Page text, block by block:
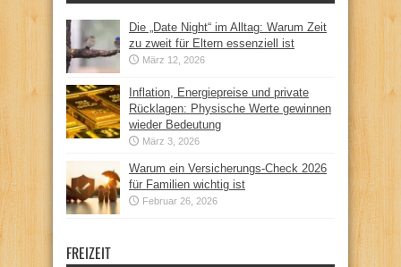
Die „Date Night“ im Alltag: Warum Zeit
zu zweit für Eltern essenziell ist
März 12, 2026
Inflation, Energiepreise und private
Rücklagen: Physische Werte gewinnen
wieder Bedeutung
März 3, 2026
Warum ein Versicherungs-Check 2026
für Familien wichtig ist
Februar 26, 2026
FREIZEIT